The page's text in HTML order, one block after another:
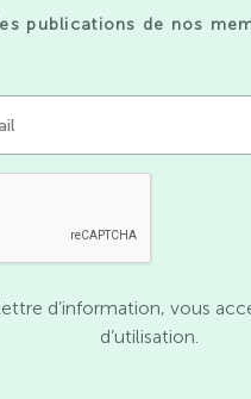
publications de nos
d’information, vous
d’utilisation.